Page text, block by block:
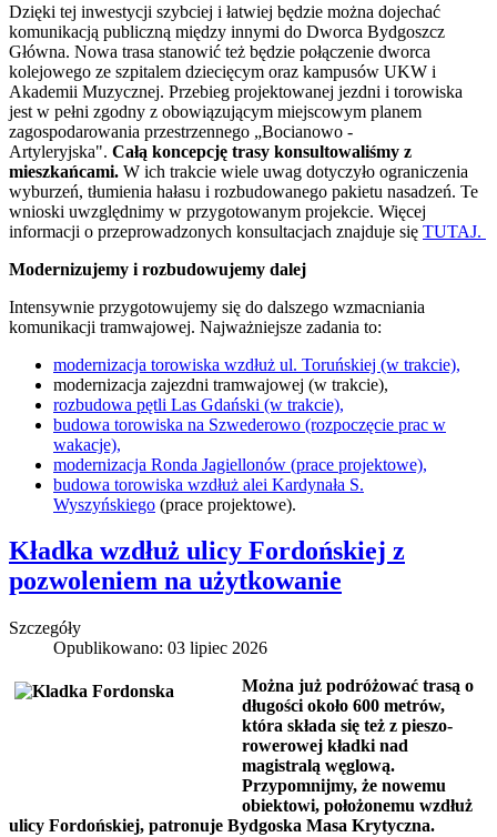
Dzięki tej inwestycji szybciej i łatwiej będzie można dojechać
komunikacją publiczną między innymi do Dworca Bydgoszcz
Główna. Nowa trasa stanowić też będzie połączenie dworca
kolejowego ze szpitalem dziecięcym oraz kampusów UKW i
Akademii Muzycznej. Przebieg projektowanej jezdni i torowiska
jest w pełni zgodny z obowiązującym miejscowym planem
zagospodarowania przestrzennego „Bocianowo -
Artyleryjska". Całą koncepcję trasy konsultowaliśmy z
mieszkańcami. W ich trakcie wiele uwag dotyczyło ograniczenia
wyburzeń, tłumienia hałasu i rozbudowanego pakietu nasadzeń. Te
wnioski uwzględnimy w przygotowanym projekcie. Więcej
informacji o przeprowadzonych konsultacjach znajduje się TUTAJ.
Modernizujemy i rozbudowujemy dalej
Intensywnie przygotowujemy się do dalszego wzmacniania
komunikacji tramwajowej. Najważniejsze zadania to:
modernizacja torowiska wzdłuż ul. Toruńskiej (w trakcie),
modernizacja zajezdni tramwajowej (w trakcie),
rozbudowa pętli Las Gdański (w trakcie),
budowa torowiska na Szwederowo (rozpoczęcie prac w
wakacje),
modernizacja Ronda Jagiellonów (prace projektowe),
budowa torowiska wzdłuż alei Kardynała S.
Wyszyńskiego (prace projektowe).
Kładka wzdłuż ulicy Fordońskiej z
pozwoleniem na użytkowanie
Szczegóły
Opublikowano: 03 lipiec 2026
Można już podróżować trasą o
długości około 600 metrów,
która składa się też z pieszo-
rowerowej kładki nad
magistralą węglową.
Przypomnijmy, że nowemu
obiektowi, położonemu wzdłuż
ulicy Fordońskiej, patronuje Bydgoska Masa Krytyczna.